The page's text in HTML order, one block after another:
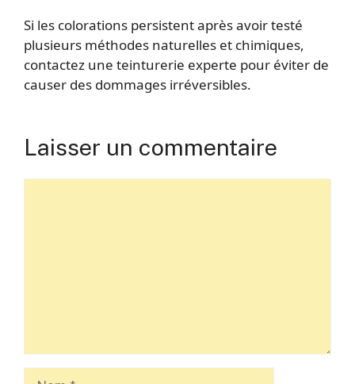
Si les colorations persistent après avoir testé
plusieurs méthodes naturelles et chimiques,
contactez une teinturerie experte pour éviter de
causer des dommages irréversibles.
Laisser un commentaire